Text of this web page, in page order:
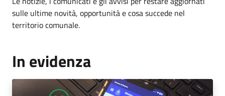
sulle ultime novità, opportunità e cosa succede nel
territorio comunale.
In evidenza